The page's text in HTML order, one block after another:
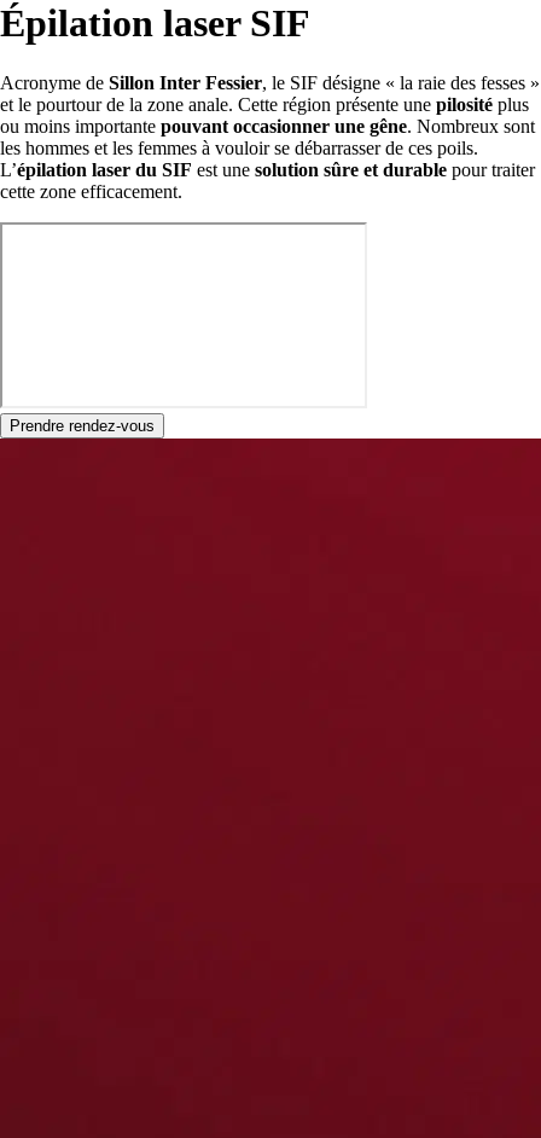
Épilation laser SIF
Acronyme de Sillon Inter Fessier, le SIF désigne « la raie des fesses »
et le pourtour de la zone anale. Cette région présente une pilosité plus
ou moins importante pouvant occasionner une gêne. Nombreux sont
les hommes et les femmes à vouloir se débarrasser de ces poils.
L’épilation laser du SIF est une solution sûre et durable pour traiter
cette zone efficacement.
Prendre rendez-vous